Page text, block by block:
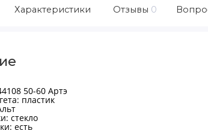
Характеристики Отзывы 0
50-60 Артэ
пластик
стекло
есть